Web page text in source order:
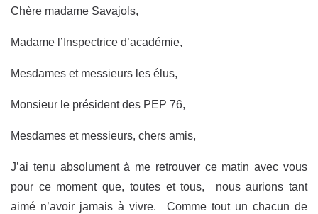
Chère madame Savajols,
Madame l’Inspectrice d’académie,
Mesdames et messieurs les élus,
Monsieur le président des PEP 76,
Mesdames et messieurs, chers amis,
J’ai tenu absolument à me retrouver ce matin avec vous
pour ce moment que, toutes et tous, nous aurions tant
aimé n’avoir jamais à vivre. Comme tout un chacun de